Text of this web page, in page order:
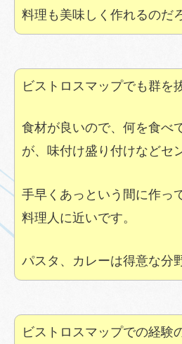
料理も美味しく作れるのだ
ビストロスマップでも群を
食材が良いので、何を食べ
が、味付け盛り付けなどセ
手早くあっという間に作っ
料理人に近いです。
パスタ、カレーは得意な分
ビストロスマップでの経験